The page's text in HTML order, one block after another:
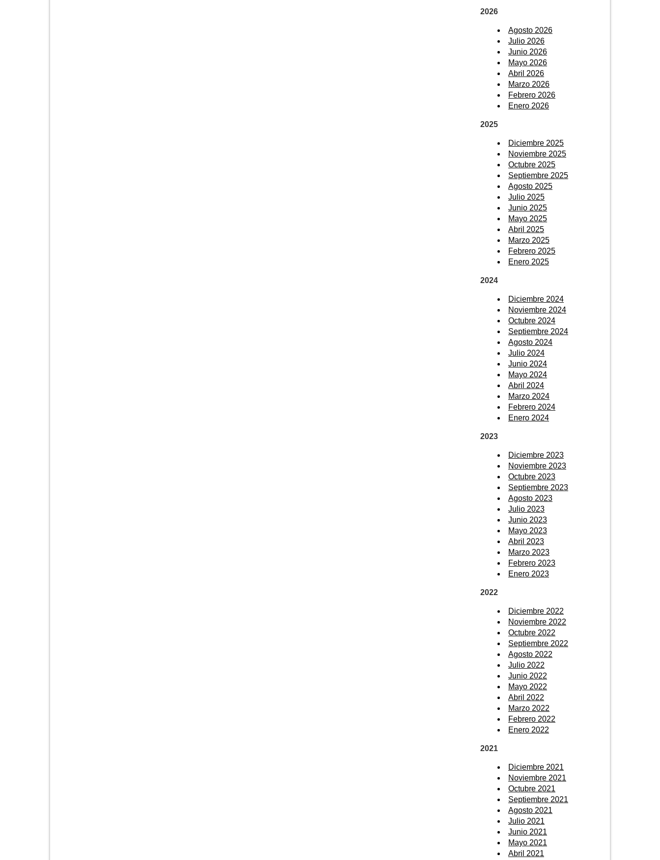
2026
Agosto 2026
Julio 2026
Junio 2026
Mayo 2026
Abril 2026
Marzo 2026
Febrero 2026
Enero 2026
2025
Diciembre 2025
Noviembre 2025
Octubre 2025
Septiembre 2025
Agosto 2025
Julio 2025
Junio 2025
Mayo 2025
Abril 2025
Marzo 2025
Febrero 2025
Enero 2025
2024
Diciembre 2024
Noviembre 2024
Octubre 2024
Septiembre 2024
Agosto 2024
Julio 2024
Junio 2024
Mayo 2024
Abril 2024
Marzo 2024
Febrero 2024
Enero 2024
2023
Diciembre 2023
Noviembre 2023
Octubre 2023
Septiembre 2023
Agosto 2023
Julio 2023
Junio 2023
Mayo 2023
Abril 2023
Marzo 2023
Febrero 2023
Enero 2023
2022
Diciembre 2022
Noviembre 2022
Octubre 2022
Septiembre 2022
Agosto 2022
Julio 2022
Junio 2022
Mayo 2022
Abril 2022
Marzo 2022
Febrero 2022
Enero 2022
2021
Diciembre 2021
Noviembre 2021
Octubre 2021
Septiembre 2021
Agosto 2021
Julio 2021
Junio 2021
Mayo 2021
Abril 2021